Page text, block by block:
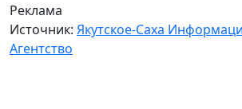
Реклама
Источник: Якутское-Саха
Агентство